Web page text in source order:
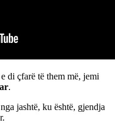
di çfarë të them më, jemi
.
jashtë, ku është, gjendja